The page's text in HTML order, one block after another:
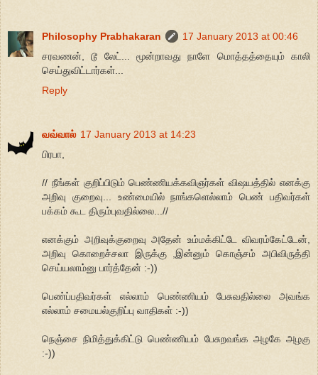
Philosophy Prabhakaran
17 January 2013 at 00:46
சரவணன், டூ லேட்... மூன்றாவது நாளே மொத்தத்தையும் காலி
செய்துவிட்டார்கள்...
Reply
வவ்வால் 17 January 2013 at 14:23
பிரபா,
// நீங்கள் குறிப்பிடும் பெண்ணியக்கவிஞர்கள் விஷயத்தில் எனக்கு
அறிவு குறைவு... உண்மையில் நாங்களெல்லாம் பெண் பதிவர்கள்
பக்கம் கூட திரும்புவதில்லை...//
எனக்கும் அறிவுக்குறைவு அதேன் உம்மக்கிட்டே விவரம்கேட்டேன்,
அறிவு கொறைச்சலா இருக்கு ,இன்னும் கொஞ்சம் அபிவிருத்தி
செய்யலாம்னு பார்த்தேன் :-))
பெண்ப்பதிவர்கள் எல்லாம் பெண்ணியம் பேசுவதில்லை அவங்க
எல்லாம் சமையல்குறிப்பு வாதிகள் :-))
நெஞ்சை நிமித்துக்கிட்டு பெண்ணியம் பேசுறவங்க அழகே அழகு
:-))